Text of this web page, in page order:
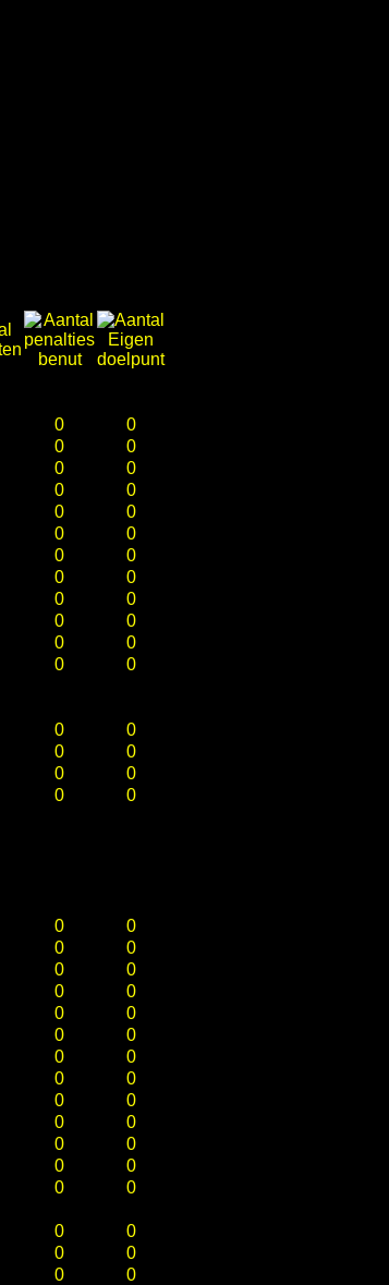
0
0
0
0
0
0
0
0
0
0
0
0
0
0
0
0
0
0
0
0
0
0
0 0
0
0
0
0
0
0
0 0
0
0
0
0
0
0
0
0
0
0
0
0
0
0
0
0
0
0
0
0
0
0
0
0
0
0
0
0
0
0
0
0